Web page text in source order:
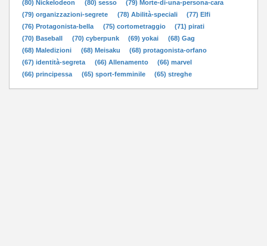
(80) Nickelodeon
(80) sesso
(79) Morte-di-una-persona-cara
(79) organizzazioni-segrete
(78) Abilità-speciali
(77) Elfi
(76) Protagonista-bella
(75) cortometraggio
(71) pirati
(70) Baseball
(70) cyberpunk (69) yokai
(68) Gag
(68) Maledizioni
(68) Meisaku
(68) protagonista-orfano
(67) identità-segreta
(66) Allenamento
(66) marvel
(66) principessa
(65) sport-femminile (65) streghe